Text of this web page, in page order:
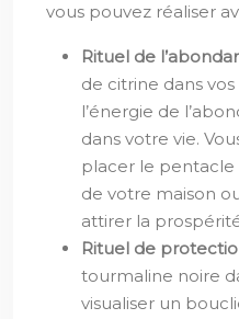
vous pouvez réaliser
Rituel de
de citrine dans
l’énergie de
dans votre vie.
placer le pentacle
de votre maison
attirer la
Rituel de
tourmaline noire
visualiser un